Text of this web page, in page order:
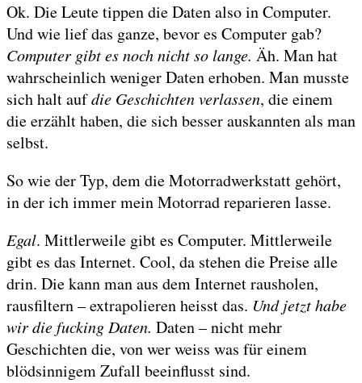
Ok. Die Leute tippen die Daten also in Computer.
Und wie lief das ganze, bevor es Computer gab?
Computer gibt es noch nicht so lange. Äh. Man hat
wahrscheinlich weniger Daten erhoben. Man musste
sich halt aufdie Geschichten verlassen, die einem
die erzählt haben, die sich besser auskannten als man
selbst.
So wie der Typ, dem die Motorradwerkstatt gehört,
in der ich immer mein Motorrad reparieren lasse.
Egal. Mittlerweile gibt es Computer. Mittlerweile
gibt es das Internet. Cool, da stehen die Preise alle
drin. Die kann man aus dem Internet rausholen,
rausfiltern – extrapolieren heisst das. Und jetzt habe
wir die fucking Daten. Daten – nicht mehr
Geschichten die, von wer weiss was für einem
blödsinnigem Zufall beeinflusst sind.